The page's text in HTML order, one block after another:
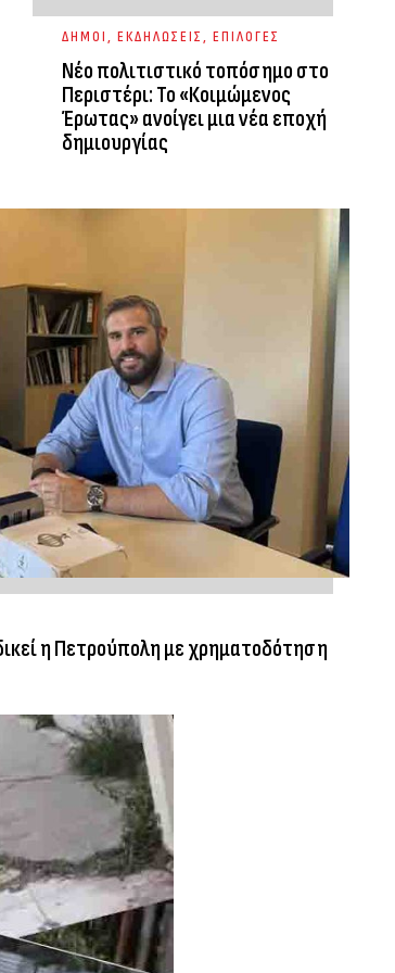
ΔΗΜΟΙ, ΕΚΔΗΛΩΣΕΙΣ, ΕΠΙΛΟΓΕΣ
Νέο πολιτιστικό τοπόσημο στο
Περιστέρι: Το «Κοιμώμενος
Έρωτας» ανοίγει μια νέα εποχή
δημιουργίας
η Πετρούπολη με χρηματοδότηση